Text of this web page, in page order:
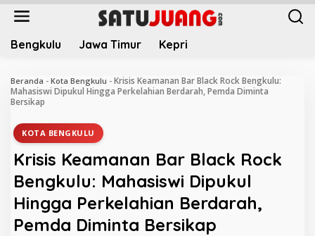
L
Bengkulu Jawa Timur Kepri
Beranda - Kota Bengkulu - Krisis Keamanan Bar Black Rock Bengkulu:
Mahasiswi Dipukul Hingga Perkelahian Berdarah, Pemda Diminta
Bersikap
KOTA BENGKULU
Krisis Keamanan Bar Black Rock
Bengkulu: Mahasiswi Dipukul
Hingga Perkelahian Berdarah,
Pemda Diminta Bersikap